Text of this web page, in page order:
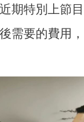
期特別上節
需要的費用